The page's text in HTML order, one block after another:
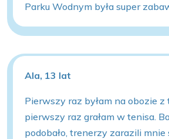
Parku Wodnym była super
Ala, 13 lat
Pierwszy raz byłam na obozie z
pierwszy raz grałam w tenisa.
podobało, trenerzy zarazili